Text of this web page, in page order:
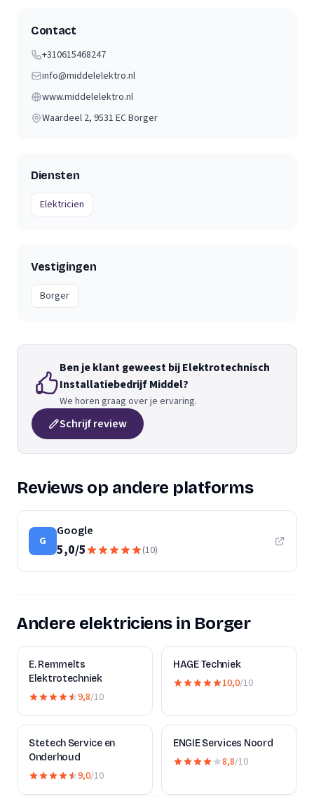
Contact
+310615468247
info@middelelektro.nl
www.middelelektro.nl
Waardeel 2, 9531 ECBorger
Diensten
Elektricien
Vestigingen
Borger
Ben je klant geweest bij Elektrotechnisch
Installatiebedrijf Middel?
We horen graag over je ervaring.
Schrijf review
Reviews op andere platforms
G
Google
5,0/5 (10)
Andere elektriciens in Borger
E. Remmelts
Elektrotechniek
9,8/10
HAGE Techniek
10,0/10
Stetech Service en
Onderhoud
9,0/10
ENGIE Services Noord
8,8/10